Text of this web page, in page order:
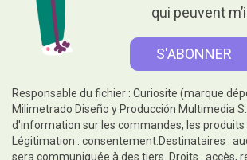
qui peuvent
Responsable du fichier : Curiosite (marque
Milimetrado Diseño y Producción Multimedia
d'information sur les commandes, les produits
Légitimation : consentement.Destinataires :
sera communiquée à des tiers. Droits : accès,